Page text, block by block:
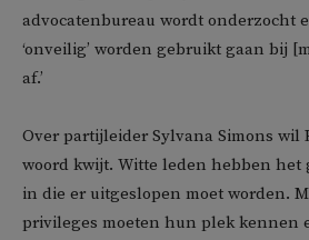
advocatenbureau wordt onderzocht
‘onveilig’ worden gebruikt gaan bij
af.’
Over partijleider Sylvana Simons wil
woord kwijt. Witte leden hebben het
in die er uitgeslopen moet worden.
privileges moeten hun plek kennen